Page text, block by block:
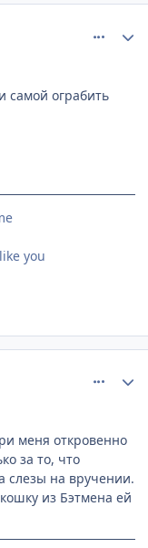
самой ограбить
you
меня откровенно
за то, что
слезы на вручении.
из Бэтмена ей